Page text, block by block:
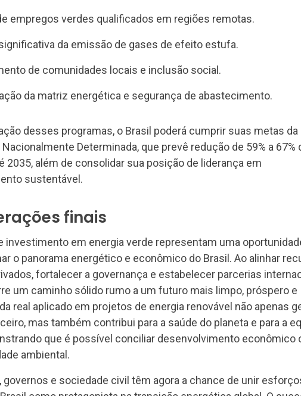
empregos verdes qualificados em regiões remotas.
da emissão de gases de efeito estufa.
de comunidades locais e inclusão social.
da matriz energética e segurança de abastecimento.
desses programas, o Brasil poderá cumprir suas metas da
Determinada, que prevê redução de 59% a 67%
2035, além de consolidar sua posição de liderança em
sustentável.
finais
investimento em energia verde representam uma
o panorama energético e econômico do Brasil. Ao alinhar
fortalecer a governança e estabelecer parcerias
um caminho sólido rumo a um futuro mais limpo, próspero e
real aplicado em projetos de energia renovável não apenas
mas também contribui para a saúde do planeta e para a
que é possível conciliar desenvolvimento econômico
ambiental.
governos e sociedade civil têm agora a chance de unir